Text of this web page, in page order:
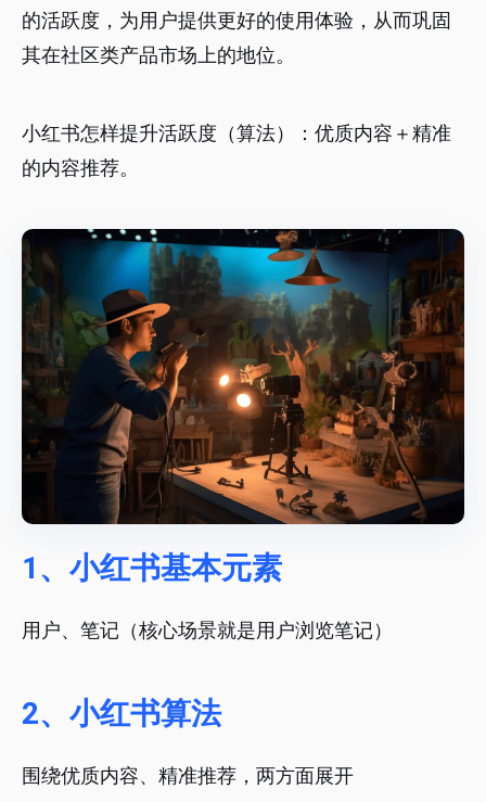
的活跃度，为用户提供更好的使用体验，从而巩固
其在社区类产品市场上的地位。
小红书怎样提升活跃度（算法）：优质内容＋精准
的内容推荐。
1、小红书基本元素
用户、笔记（核心场景就是用户浏览笔记）
2、小红书算法
围绕优质内容、精准推荐，两方面展开